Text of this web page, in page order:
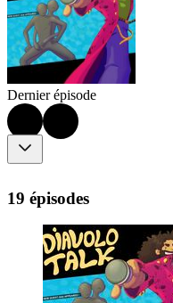
Dernier épisode
19 épisodes